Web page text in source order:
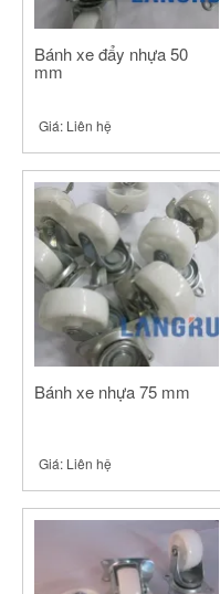
Bánh xe đẩy nhựa 50
mm
Giá: Liên hệ
Bánh xe nhựa 75 mm
Giá: Liên hệ